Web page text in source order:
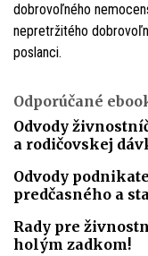
dobrovoľného
nepretržitého
poslanci.
Odporúčané
Odvody
a rodičovskej
Odvody
predčasného a
Rady pre
holým zadkom!